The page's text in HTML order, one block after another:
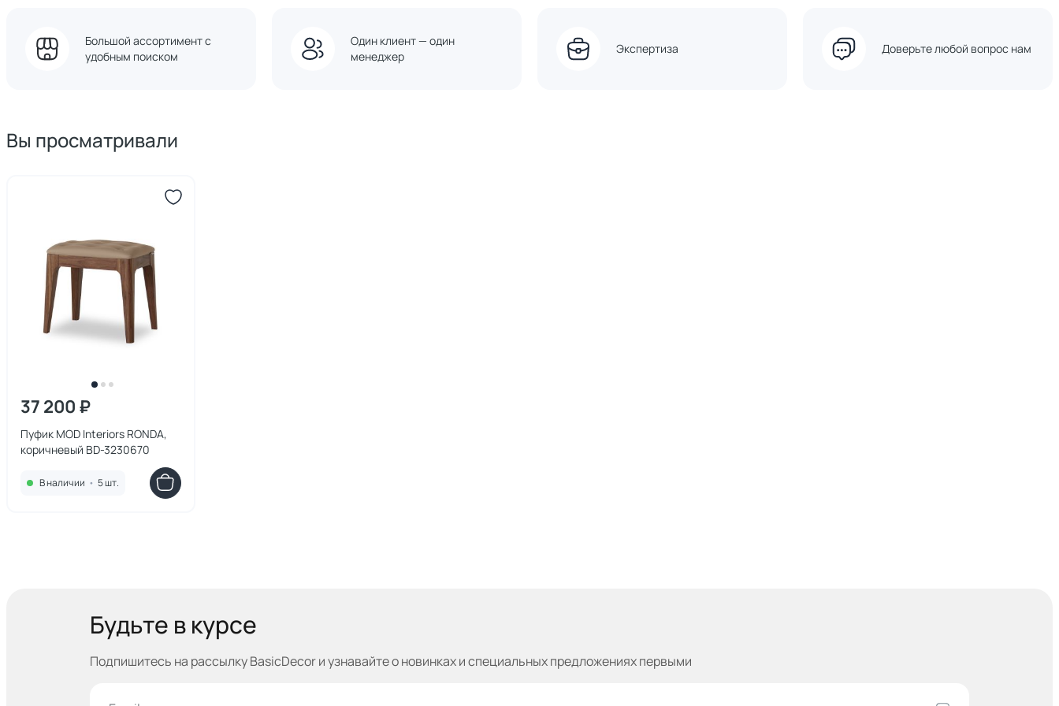
Большой ассортимент с
удобным поиском
Один клиент — один
менеджер
Экспертиза Доверьте любой вопрос нам
Вы просматривали
37 200 ₽
Пуфик MOD Interiors RONDA,
коричневый BD-3230670
В наличии • 5 шт.
Будьте в курсе
Подпишитесь на рассылку BasicDecor и узнавайтео новинках и специальных предложениях первыми